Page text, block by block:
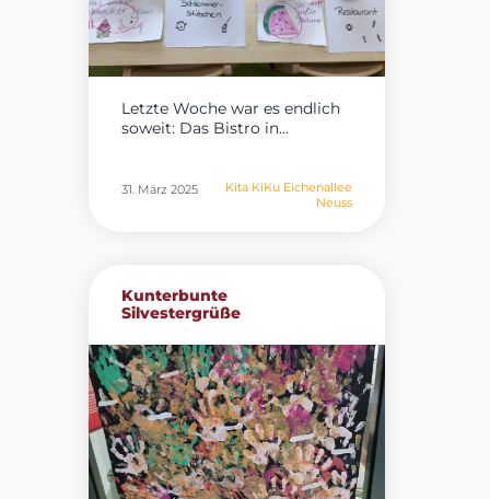
Letzte Woche war es endlich
soweit: Das Bistro in...
31. März 2025
Kita KiKu Eichenallee
Neuss
Kunterbunte
Silvestergrüße